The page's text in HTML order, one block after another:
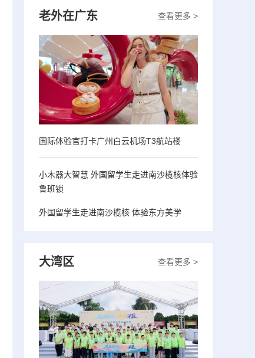
查看更多 >
老外在广东
国际体验官打卡广州白云机场T3航站楼
小木器大智慧 外国留学生走进南沙榄核体验
鲁班锁
外国留学生走进南沙榄核 体验东方美学
查看更多 >
大湾区